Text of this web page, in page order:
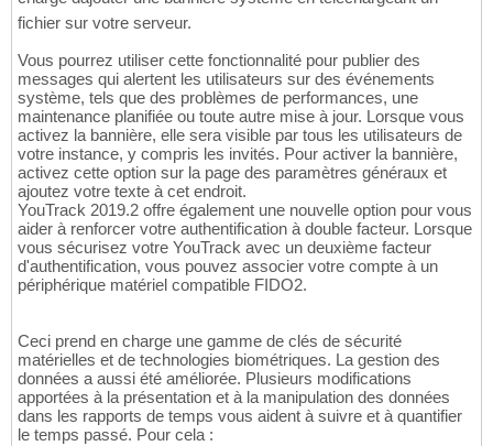
fichier sur votre serveur.
Vous pourrez utiliser cette fonctionnalité pour publier des
messages qui alertent les utilisateurs sur des événements
système, tels que des problèmes de performances, une
maintenance planifiée ou toute autre mise à jour. Lorsque vous
activez la bannière, elle sera visible par tous les utilisateurs de
votre instance, y compris les invités. Pour activer la bannière,
activez cette option sur la page des paramètres généraux et
ajoutez votre texte à cet endroit.
YouTrack 2019.2 offre également une nouvelle option pour vous
aider à renforcer votre authentification à double facteur. Lorsque
vous sécurisez votre YouTrack avec un deuxième facteur
d'authentification, vous pouvez associer votre compte à un
périphérique matériel compatible FIDO2.
Ceci prend en charge une gamme de clés de sécurité
matérielles et de technologies biométriques. La gestion des
données a aussi été améliorée. Plusieurs modifications
apportées à la présentation et à la manipulation des données
dans les rapports de temps vous aident à suivre et à quantifier
le temps passé. Pour cela :